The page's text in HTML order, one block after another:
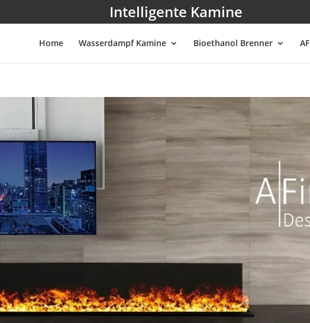
Intelligente Kamine
Home Wasserdampf Kamine Bioethanol Brenner